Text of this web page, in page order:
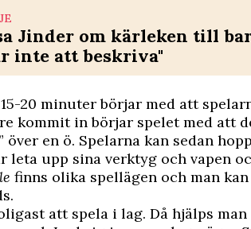
Jinder om kärleken till
inte att beskriva"
20 minuter börjar med att
kommit in börjar spelet med att
över en ö. Spelarna kan sedan
leta upp sina verktyg och vapen
finns olika spellägen och man
att spela i lag. Då hjälps